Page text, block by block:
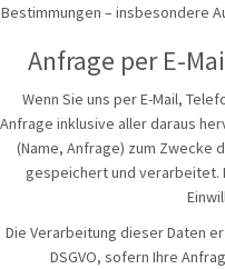
Bestimmungen – insbesondere
Anfrage per E-
Wenn Sie uns per E-Mail,
Anfrage inklusive aller daraus
(Name, Anfrage) zum Zwecke
gespeichert und verarbeitet.
Die Verarbeitung dieser Daten
DSGVO, sofern Ihre